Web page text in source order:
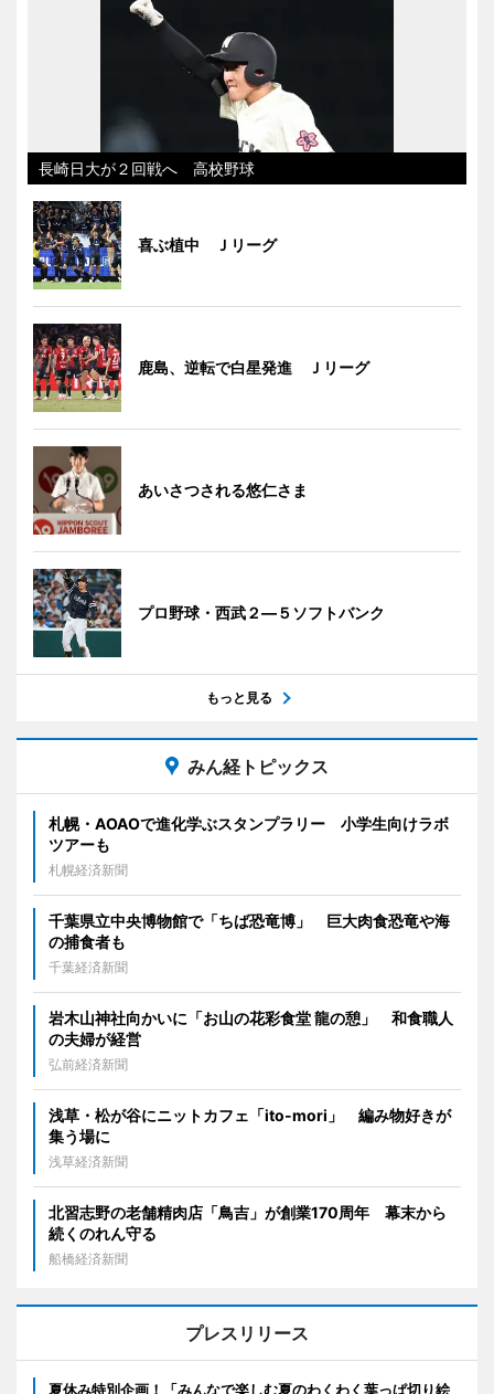
長崎日大が２回戦へ 高校野球
喜ぶ植中 Ｊリーグ
鹿島、逆転で白星発進 Ｊリーグ
あいさつされる悠仁さま
プロ野球・西武２―５ソフトバンク
もっと見る
みん経トピックス
札幌・AOAOで進化学ぶスタンプラリー 小学生向けラボ
ツアーも
札幌経済新聞
千葉県立中央博物館で「ちば恐竜博」 巨大肉食恐竜や海
の捕食者も
千葉経済新聞
岩木山神社向かいに「お山の花彩食堂 龍の憩」 和食職人
の夫婦が経営
弘前経済新聞
浅草・松が谷にニットカフェ「ito-mori」 編み物好きが
集う場に
浅草経済新聞
北習志野の老舗精肉店「鳥吉」が創業170周年 幕末から
続くのれん守る
船橋経済新聞
プレスリリース
夏休み特別企画！「みんなで楽しむ夏のわくわく葉っぱ切り絵